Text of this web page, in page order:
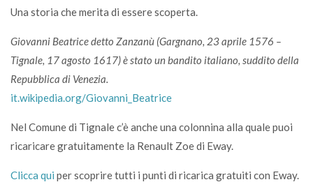
Una storia che merita di essere scoperta.
Giovanni Beatrice detto Zanzanù (Gargnano, 23 aprile 1576 –
Tignale, 17 agosto 1617) è stato un bandito italiano, suddito della
Repubblica di Venezia.
it.wikipedia.org/Giovanni_Beatrice
Nel Comune di Tignale c’è anche una colonnina alla quale puoi
ricaricare gratuitamente la Renault Zoe di Eway.
Clicca qui per scoprire tutti i punti di ricarica gratuiti con Eway.